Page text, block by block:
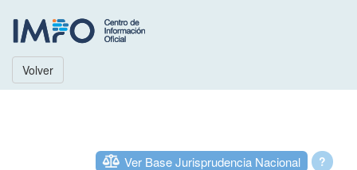
Volver
?
Ver Base Jurisprudencia Nacional